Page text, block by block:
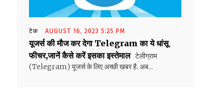
टेक AUGUST 16, 2023 5:25 PM
यूजर्स की मौज कर देगा Telegram का ये धांसू
फीचर,जानें कैसे करें इसका इस्तेमाल टेलीग्राम
(Telegram) यूजर्स के लिए अच्छी खबर है. अब...